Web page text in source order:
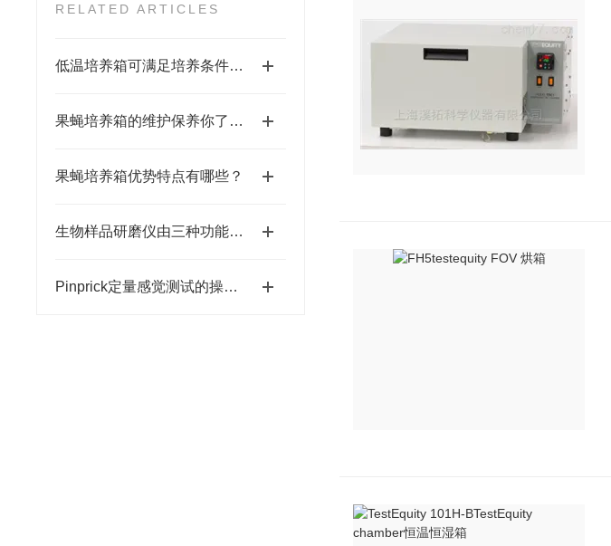
RELATED ARTICLES
低温培养箱可满足培养条件的质量要求
果蝇培养箱的维护保养你了解多少
果蝇培养箱优势特点有哪些？
生物样品研磨仪由三种功能于一体
Pinprick定量感觉测试的操作要点分析